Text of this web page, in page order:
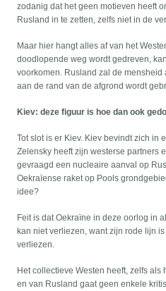
zodanig dat het geen motieven heeft
Rusland in te zetten, zelfs niet in de
Maar hier hangt alles af van het
doodlopende weg wordt gedreven,
voorkomen. Rusland zal de
aan de rand van de afgrond wordt
Kiev: deze figuur is hoe dan ook
Tot slot is er Kiev. Kiev bevindt zich in
Zelensky heeft zijn westerse partners
gevraagd een nucleaire aanval op
Oekraïense raket op Pools
idee?
Feit is dat Oekraïne in deze oorlog in
kan niet verliezen, want zijn rode lijn
verliezen.
Het collectieve Westen heeft, zelfs als
en van Rusland gaat geen enkele